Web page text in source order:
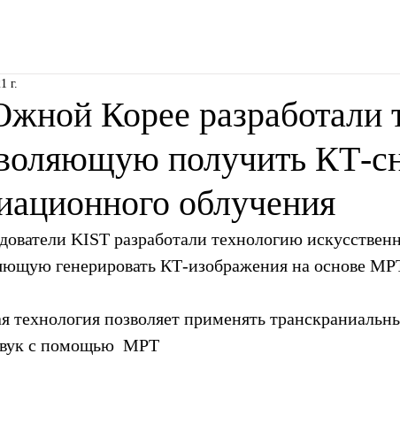
Корее разработали
получить КТ-
облучения
г.
KIST разработали технологию
генерировать КТ-изображения на основе
технология позволяет применять
с помощью  МРТ